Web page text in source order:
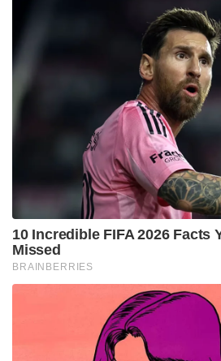
സാധ്യമായ ഇടങ്ങളിൽ
പരിമിതപ്പെടുത്താനും വർക്ക് ഫ്രം
പിന്തുടരാനും അദ്ദേഹം
കോടി ജനങ്ങളുടെ കൂട്ടായ
പ്രതിസന്ധിയെയും
ആത്മവിശ്വാസം പ്രകടിപ്പിച്ചു.
Narendra Modi destination